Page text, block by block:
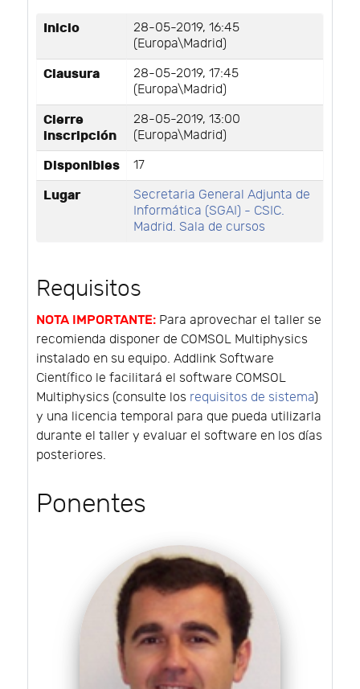
Inicio
28-05-2019, 16:45
(Europa\Madrid)
Clausura
28-05-2019, 17:45
(Europa\Madrid)
Cierre
inscripción
28-05-2019, 13:00
(Europa\Madrid)
Disponibles 17
Lugar
Secretaria General Adjunta de
Informática (SGAI) - CSIC.
Madrid. Sala de cursos
Requisitos
NOTA IMPORTANTE: Para aprovechar el taller se
recomienda disponer de COMSOL Multiphysics
instalado en su equipo. Addlink Software
Científico le facilitará el software COMSOL
Multiphysics (consulte los requisitos de sistema)
y una licencia temporal para que pueda utilizarla
durante el taller y evaluar el software en los días
posteriores.
Ponentes